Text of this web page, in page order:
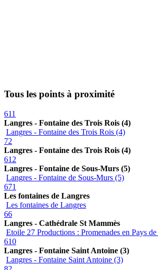
Tous les points à proximité
611
Langres - Fontaine des Trois Rois (4)
Langres - Fontaine des Trois Rois (4)
72
Langres - Fontaine des Trois Rois (4)
612
Langres - Fontaine de Sous-Murs (5)
Langres - Fontaine de Sous-Murs (5)
671
Les fontaines de Langres
Les fontaines de Langres
66
Langres - Cathédrale St Mammès
Etoile 27 Productions : Promenades en Pays
610
Langres - Fontaine Saint Antoine (3)
Langres - Fontaine Saint Antoine (3)